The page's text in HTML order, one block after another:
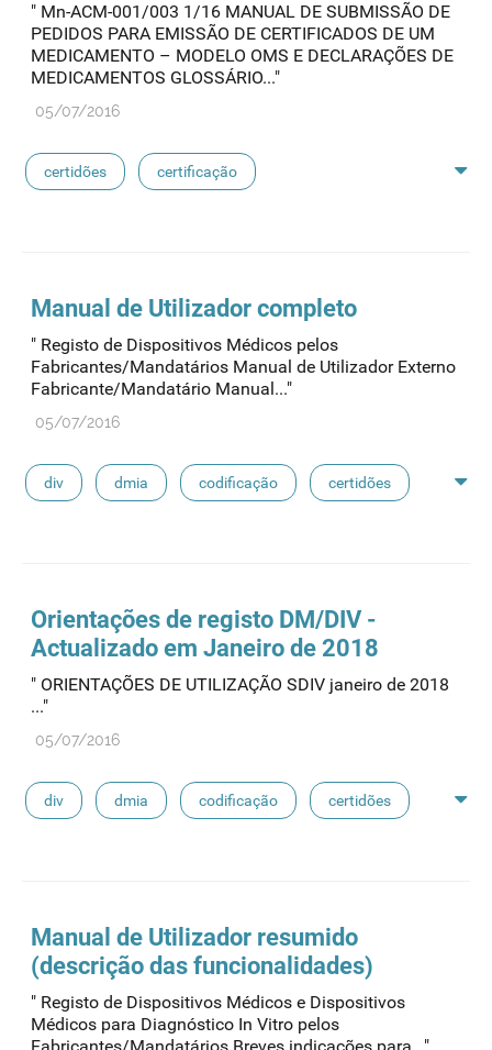
" Mn-ACM-001/003 1/16 MANUAL DE SUBMISSÃO DE
PEDIDOS PARA EMISSÃO DE CERTIFICADOS DE UM
MEDICAMENTO – MODELO OMS E DECLARAÇÕES DE
MEDICAMENTOS GLOSSÁRIO..."
05/07/2016
certidões certificação
medicamentos de referência
Manual de Utilizador completo
" Registo de Dispositivos Médicos pelos
Fabricantes/Mandatários Manual de Utilizador Externo
Fabricante/Mandatário Manual..."
05/07/2016
div dmia codificação certidões
Orientações de registo DM/DIV -
Actualizado em Janeiro de 2018
" ORIENTAÇÕES DE UTILIZAÇÃO SDIV janeiro de 2018
..."
05/07/2016
div dmia codificação certidões
Manual de Utilizador resumido
(descrição das funcionalidades)
" Registo de Dispositivos Médicos e Dispositivos
Médicos para Diagnóstico In Vitro pelos